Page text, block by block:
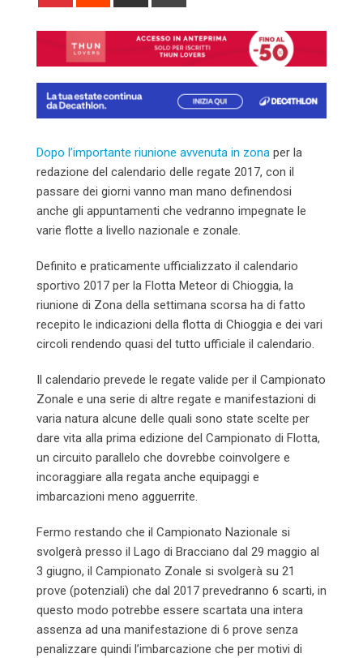
Dopo l’importante riunione avvenuta in zona per la
redazione del calendario delle regate 2017, con il
passare dei giorni vanno man mano definendosi
anche gli appuntamenti che vedranno impegnate le
varie flotte a livello nazionale e zonale.
Definito e praticamente ufficializzato il calendario
sportivo 2017 per la Flotta Meteor di Chioggia, la
riunione di Zona della settimana scorsa ha di fatto
recepito le indicazioni della flotta di Chioggia e dei vari
circoli rendendo quasi del tutto ufficiale il calendario.
Il calendario prevede le regate valide per il Campionato
Zonale e una serie di altre regate e manifestazioni di
varia natura alcune delle quali sono state scelte per
dare vita alla prima edizione del Campionato di Flotta,
un circuito parallelo che dovrebbe coinvolgere e
incoraggiare alla regata anche equipaggi e
imbarcazioni meno agguerrite.
Fermo restando che il Campionato Nazionale si
svolgerà presso il Lago di Bracciano dal 29 maggio al
3 giugno, il Campionato Zonale si svolgerà su 21
prove (potenziali) che dal 2017 prevedranno 6 scarti, in
questo modo potrebbe essere scartata una intera
assenza ad una manifestazione di 6 prove senza
penalizzare quindi l’imbarcazione che per motivi di